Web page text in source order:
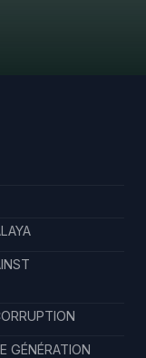
GÉNÉRATION